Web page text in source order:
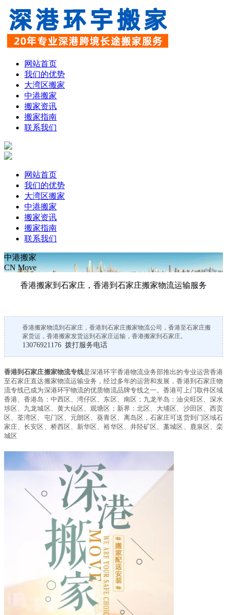
网站首页
我们的优势
大湾区搬家
中港搬家
搬家资讯
搬家指南
联系我们
网站首页
我们的优势
大湾区搬家
中港搬家
搬家资讯
搬家指南
联系我们
中港搬家
CN Move
香港搬家到石家庄，香港到石家庄搬家物流运输服务
香港搬家物流到石家庄，香港到石家庄搬家物流公司，香港至石家庄搬
家货运，香港搬家发货运到石家庄运输，香港搬家到石家庄。
13076921176 拨打服务电话
香港到石家庄搬家物流专线是深港环宇香港物流业务部推出的专业运营香港
至石家庄直达搬家物流运输业务，经过多年的运营和发展，香港到石家庄物
流专线已成为深港环宇物流的优质物流品牌专线之一。香港可上门取件区域
香港、香港岛：中西区、湾仔区、东区、南区；九龙半岛：油尖旺区、深水
埗区、九龙城区、黄大仙区、观塘区；新界：北区、大埔区、沙田区、西贡
区、荃湾区、屯门区、元朗区、葵青区、离岛区，石家庄可送货到门区域石
家庄、长安区、桥西区、新华区、裕华区、井陉矿区、藁城区、鹿泉区、栾
城区